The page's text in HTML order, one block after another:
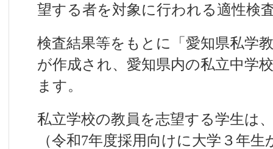
望する者を対象に行われる適性検
検査結果等をもとに「愛知県私学
が作成され、愛知県内の私立中学
ます。
私立学校の教員を志望する学生は
（令和7年度採用向けに大学３年